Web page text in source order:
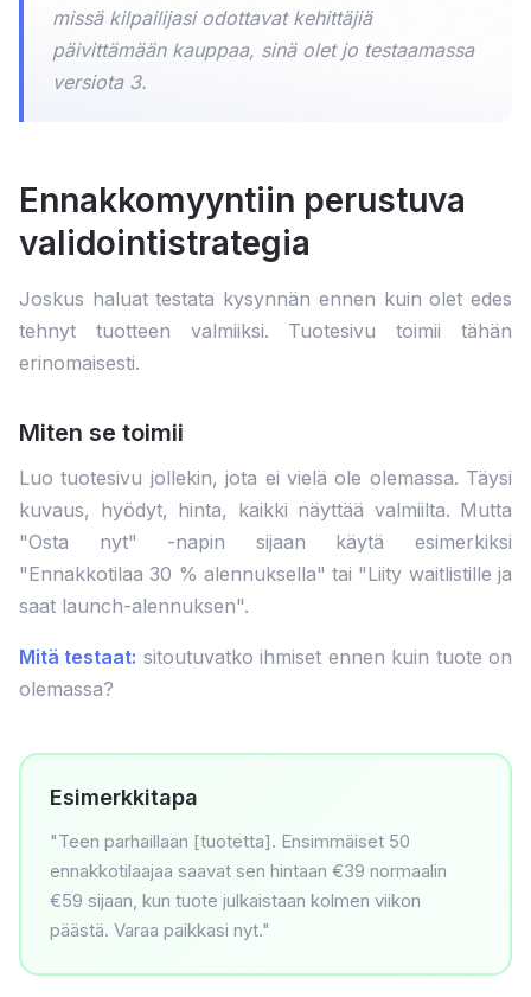
missä kilpailijasi odottavat kehittäjiä
päivittämään kauppaa, sinä olet jo testaamassa
versiota 3.
Ennakkomyyntiin perustuva
validointistrategia
Joskus haluat testata kysynnän ennen kuin olet edes
tehnyt tuotteen valmiiksi. Tuotesivu toimii tähän
erinomaisesti.
Miten se toimii
Luo tuotesivu jollekin, jota ei vielä ole olemassa. Täysi
kuvaus, hyödyt, hinta, kaikki näyttää valmiilta. Mutta
"Osta nyt" -napin sijaan käytä esimerkiksi
"Ennakkotilaa 30 % alennuksella" tai "Liity waitlistille ja
saat launch-alennuksen".
Mitä testaat: sitoutuvatko ihmiset ennen kuin tuote on
olemassa?
Esimerkkitapa
"Teen parhaillaan [tuotetta]. Ensimmäiset 50
ennakkotilaajaa saavat sen hintaan €39 normaalin
€59 sijaan, kun tuote julkaistaan kolmen viikon
päästä. Varaa paikkasi nyt."